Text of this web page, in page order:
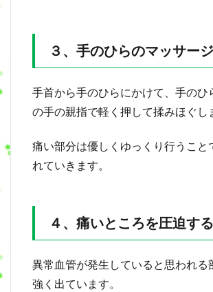
３、手のひらのマッサージ
手首から手のひらにかけて、手のひ
の手の親指で軽く押して揉みほぐし
痛い部分は優しくゆっくり行うこと
れていきます。
４、痛いところを圧迫する
異常血管が発生していると思われる
強く出ています。